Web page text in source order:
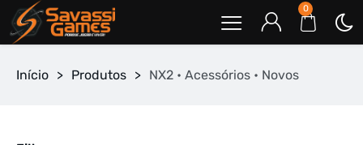
0
Início > Produtos > NX2 • Acessórios • Novos